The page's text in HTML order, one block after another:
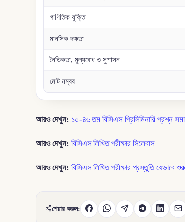
গাণিতিক যুক্তি
মানসিক দক্ষতা
নৈতিকতা, মূল্যবোধ ও সুশাসন
মোট নম্বর
আরও দেখুন: ১০-৪৬ তম বিসিএস প্রিলিমিনারি প্রশ্ন
আরও দেখুন: বিসিএস লিখিত পরীক্ষার সিলেবাস
আরও দেখুন: বিসিএস লিখিত পরীক্ষার প্রস্তুতি যেভাবে
শেয়ার করুন: